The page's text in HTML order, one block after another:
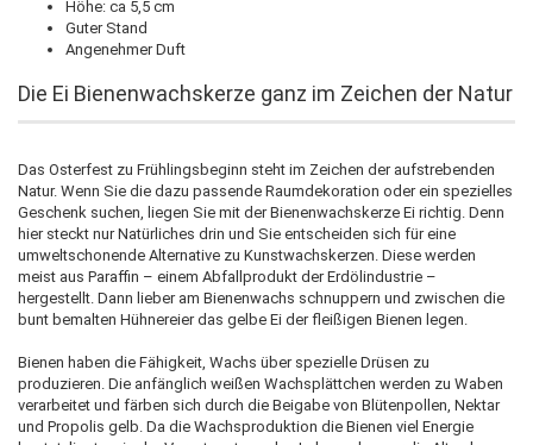
Höhe: ca 5,5 cm
Guter Stand
Angenehmer Duft
Die Ei Bienenwachskerze ganz im Zeichen der Natur
Das Osterfest zu Frühlingsbeginn steht im Zeichen der aufstrebenden
Natur. Wenn Sie die dazu passende Raumdekoration oder ein spezielles
Geschenk suchen, liegen Sie mit der Bienenwachskerze Ei richtig. Denn
hier steckt nur Natürliches drin und Sie entscheiden sich für eine
umweltschonende Alternative zu Kunstwachskerzen. Diese werden
meist aus Paraffin – einem Abfallprodukt der Erdölindustrie –
hergestellt. Dann lieber am Bienenwachs schnuppern und zwischen die
bunt bemalten Hühnereier das gelbe Ei der fleißigen Bienen legen.
Bienen haben die Fähigkeit, Wachs über spezielle Drüsen zu
produzieren. Die anfänglich weißen Wachsplättchen werden zu Waben
verarbeitet und färben sich durch die Beigabe von Blütenpollen, Nektar
und Propolis gelb. Da die Wachsproduktion die Bienen viel Energie